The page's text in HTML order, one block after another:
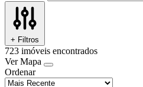
+ Filtros
723 imóveis encontrados
Ver Mapa
Ordenar